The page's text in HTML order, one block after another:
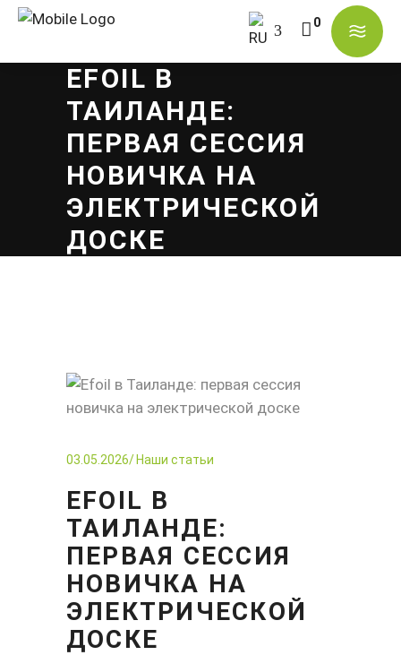
В корзине нет товаров.
EFOIL В
ТАИЛАНДЕ:
ПЕРВАЯ СЕССИЯ
НОВИЧКА НА
ЭЛЕКТРИЧЕСКОЙ
ДОСКЕ
03.05.2026 Наши статьи
EFOIL В
ТАИЛАНДЕ:
ПЕРВАЯ СЕССИЯ
НОВИЧКА НА
ЭЛЕКТРИЧЕСКОЙ
ДОСКЕ